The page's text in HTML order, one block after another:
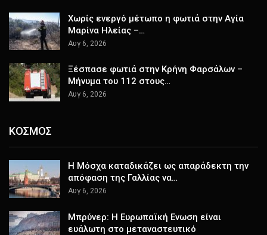
Χωρίς ενεργό μέτωπο η φωτιά στην Αγία
Μαρίνα Ηλείας –…
Αυγ 6, 2026
Ξέσπασε φωτιά στην Κρήνη Φαρσάλων –
Μήνυμα του 112 στους…
Αυγ 6, 2026
ΚΟΣΜΟΣ
Η Μόσχα καταδικάζει ως απαράδεκτη την
απόφαση της Γαλλίας να…
Αυγ 6, 2026
Μπρύνερ: Η Ευρωπαϊκή Ενωση είναι
ευάλωτη στο μεταναστευτικό